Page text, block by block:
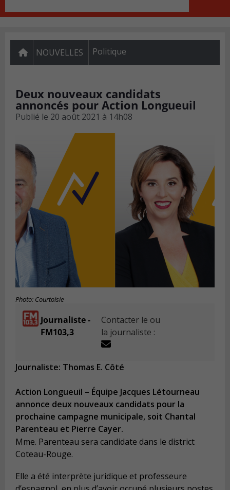
NOUVELLES Politique
Deux nouveaux candidats
annoncés pour Action Longueuil
Publié le 20 août 2021 à 14h08
Photo: Courtoisie
Journaliste -
FM103,3
Contacter le ou
la journaliste :
Journaliste: Thomas E. Côté
Action Longueuil – Équipe Jacques Létourneau
annonce deux nouveaux candidats pour la
prochaine campagne municipale, soit Chantal
Parenteau et Pierre Cayer.
Mme. Parenteau sera candidate dans le district
Coteau-Rouge.
Elle a été interprète juridique et professeure